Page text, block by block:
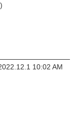
10:02 AM